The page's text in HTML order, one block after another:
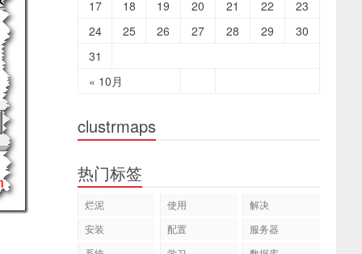
« 10月
17 18 19 20 21 22
23
24
25 26 27 28 29
30
31
clustrmaps
热门标签
烂泥 使用
解决
安装
配置
服务器